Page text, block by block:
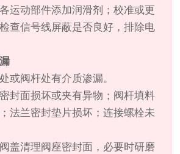
运动部件添加润滑剂；校准或更
查信号线屏蔽是否良好，排除电
或阀杆处有介质渗漏。
封面损坏或夹有异物；阀杆填料
法兰密封垫片损坏；连接螺栓未
盖清理阀座密封面，必要时研磨